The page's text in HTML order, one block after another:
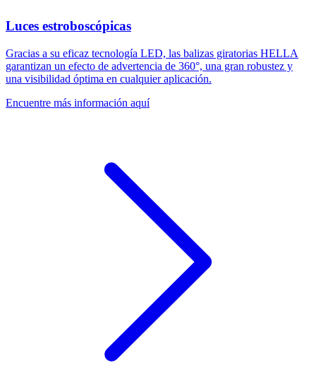
Luces estroboscópicas
Gracias a su eficaz tecnología LED, las balizas giratorias HELLA
garantizan un efecto de advertencia de 360°, una gran robustez y
una visibilidad óptima en cualquier aplicación.
Encuentre más información aquí